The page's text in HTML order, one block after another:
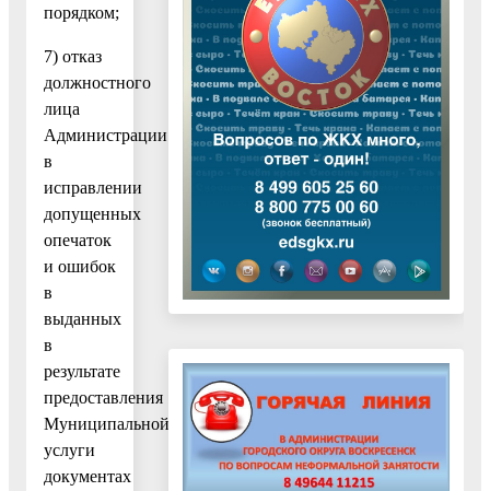
порядком;
7) отказ
должностного
лица
Администрации
в
исправлении
допущенных
опечаток
и ошибок
в
выданных
в
результате
предоставления
Муниципальной
услуги
документах